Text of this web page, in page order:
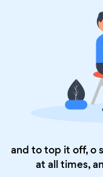
and to top it off, o
at all times,